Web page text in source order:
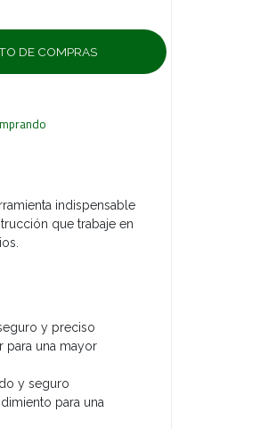
indispensable
que trabaje en
y preciso
para una mayor
y seguro
para una